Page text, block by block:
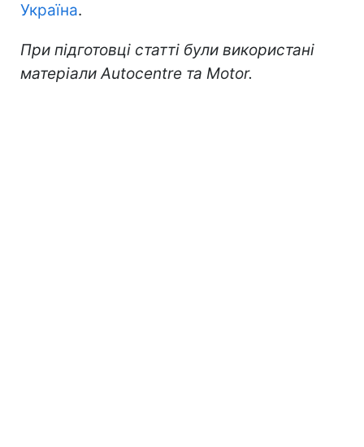
Україна.
При підготовці статті були використані
матеріали Autocentre та Motor.